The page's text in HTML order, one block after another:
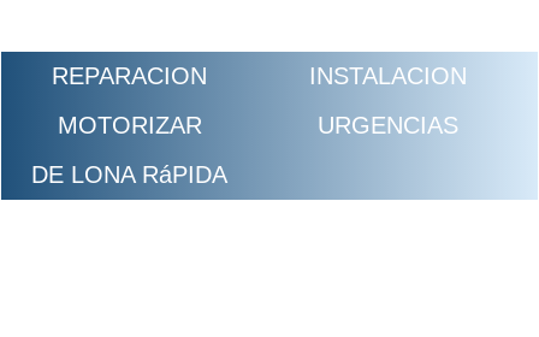
REPARACION
INSTALACION
MOTORIZAR
URGENCIAS
DE LONA RáPIDA